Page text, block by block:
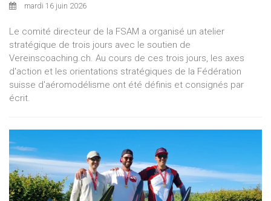
mardi 16 juin 2026
Le comité directeur de la FSAM a organisé un atelier
stratégique de trois jours avec le soutien de
Vereinscoaching.ch. Au cours de ces trois jours, les axes
d'action et les orientations stratégiques de la Fédération
suisse d'aéromodélisme ont été définis et consignés par
écrit.